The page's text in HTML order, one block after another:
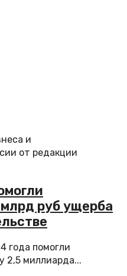
и
от редакции
руб ущерба
года помогли
2,5 миллиарда...